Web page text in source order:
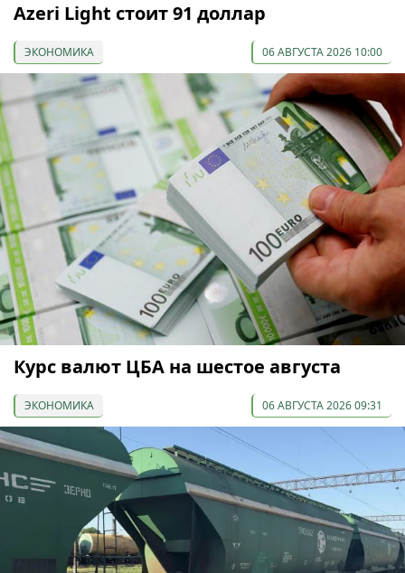
Azeri Light стоит 91 доллар
ЭКОНОМИКА 06 АВГУСТА 2026 10:00
Курс валют ЦБА на шестое августа
ЭКОНОМИКА 06 АВГУСТА 2026 09:31